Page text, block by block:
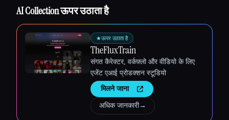
AI Collection ऊपर उठाता है
★ऊपर उठाता है
TheFluxTrain
संगत कैरेक्टर, वर्कफ़्लो और वीडियो के लिए
एजेंट एआई प्रोडक्शन स्टूडियो
मिलने जाना
अधिक जानकारी→